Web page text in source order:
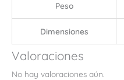
Peso
Dimensiones
Valoraciones
No hay valoraciones aún.